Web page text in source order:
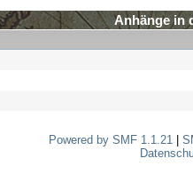
Anhänge in
Powered by SMF 1.1.21|